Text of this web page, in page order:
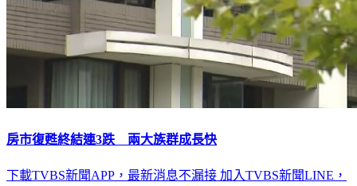
房市復甦終結連3跌 兩大族群成長快
下載TVBS新聞APP，最新消息不漏接 加入TVBS新聞LINE，